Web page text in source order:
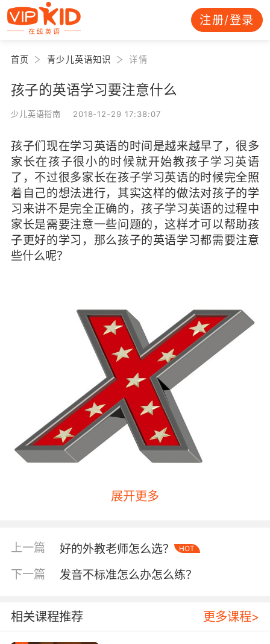
注册/登录
首页 青少儿英语知识 详情
孩子的英语学习要注意什么
少儿英语指南 2018-12-29 17:38:07
孩子们现在学习英语的时间是越来越早了，很多
家长在孩子很小的时候就开始教孩子学习英语
了，不过很多家长在孩子学习英语的时候完全照
着自己的想法进行，其实这样的做法对孩子的学
习来讲不是完全正确的，孩子学习英语的过程中
家长是需要注意一些问题的，这样才可以帮助孩
子更好的学习，那么孩子的英语学习都需要注意
些什么呢？
孩子正处于贪玩的时期但他们却有着丰富的想象
力，因此在这个阶段家长一定不要将孩子的思想
拘束在框框条条内，孩子在学习英语的时候要鼓
发他们的想象力同时还可以帮助培养孩子学习英
语的兴趣。
展开更多
上一篇 好的外教老师怎么选？ HOT
下一篇 发音不标准怎么办怎么练？
相关课程推荐 更多课程>